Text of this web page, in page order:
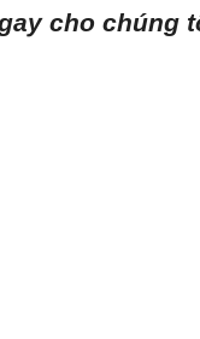
cho chúng